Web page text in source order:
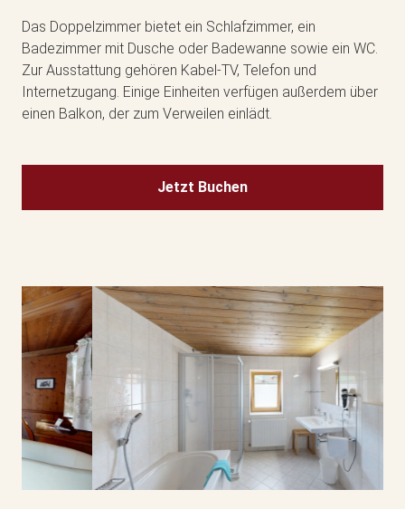
Das Doppelzimmer bietet ein Schlafzimmer, ein
Badezimmer mit Dusche oder Badewanne sowie ein WC.
Zur Ausstattung gehören Kabel-TV, Telefon und
Internetzugang. Einige Einheiten verfügen außerdem über
einen Balkon, der zum Verweilen einlädt.
Jetzt Buchen